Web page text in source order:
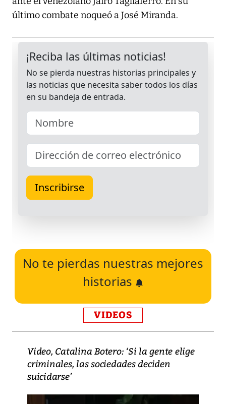
último combate noqueó a José Miranda.
No te pierdas nuestras mejores
historias
VIDEOS
Video, Catalina Botero: ‘Si la gente elige
criminales, las sociedades deciden
suicidarse’